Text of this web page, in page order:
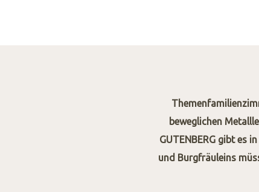
beweglichen
GUTENBERG gibt es
und Burgfräuleins